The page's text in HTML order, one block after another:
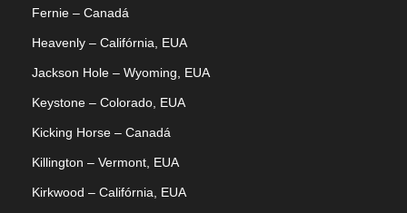
Fernie – Canadá
Heavenly – Califórnia, EUA
Jackson Hole – Wyoming, EUA
Keystone – Colorado, EUA
Kicking Horse – Canadá
Killington – Vermont, EUA
Kirkwood – Califórnia, EUA